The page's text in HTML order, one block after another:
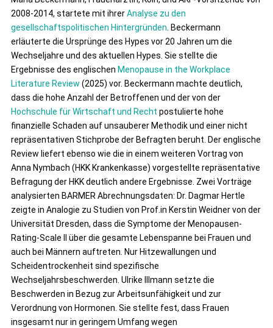
2008-2014, startete mit ihrerAnalyse zu den
gesellschaftspolitischen Hintergründen . Beckermann
erläuterte die Ursprünge des Hypes vor 20 Jahren um die
Wechseljahre und des aktuellen Hypes. Sie stellte die
Ergebnisse des englischen Menopause in the Workplace
Literature Review (2025) vor. Beckermann machte deutlich,
dass die hohe Anzahl der Betroffenen und der von der
Hochschule für Wirtschaft und Recht postulierte hohe
finanzielle Schaden auf unsauberer Methodik und einer nicht
repräsentativen Stichprobe der Befragten beruht. Der englische
Review liefert ebenso wie die in einem weiteren Vortrag von
Anna Nymbach (HKK Krankenkasse) vorgestellte repräsentative
Befragung der HKK deutlich andere Ergebnisse. Zwei Vorträge
analysierten BARMER Abrechnungsdaten: Dr. Dagmar Hertle
zeigte in Analogie zu Studien von Prof.in Kerstin Weidner von der
Universität Dresden, dass die Symptome der Menopausen-
Rating-Scale II über die gesamte Lebenspanne bei Frauen und
auch bei Männern auftreten. Nur Hitzewallungen und
Scheidentrockenheit sind spezifische
Wechseljahrsbeschwerden. Ulrike Illmann setzte die
Beschwerden in Bezug zur Arbeitsunfähigkeit und zur
Verordnung von Hormonen. Sie stellte fest, dass Frauen
insgesamt nur in geringem Umfang wegen